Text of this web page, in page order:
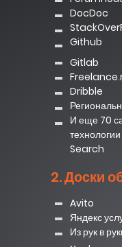
DocDoc
Github
Gitlab
Dribble
И еще 70
Search
2. Доски
Avito
Яндекс
Из рук в